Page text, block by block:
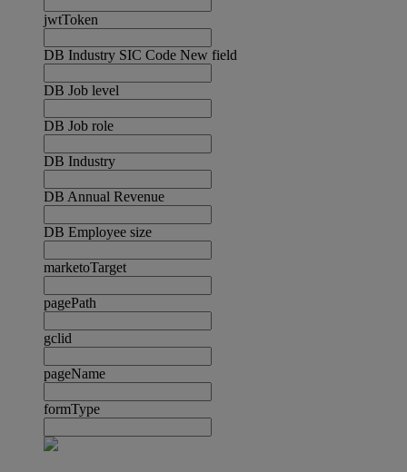
jwtToken
DB Industry SIC Code New field
DB Job level
DB Job role
DB Industry
DB Annual Revenue
DB Employee size
marketoTarget
pagePath
gclid
pageName
formType